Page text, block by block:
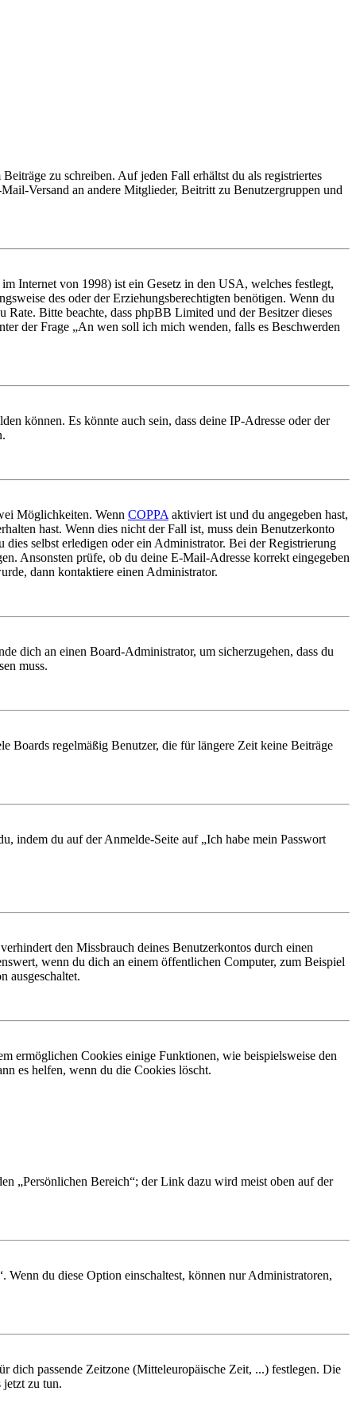
zu schreiben. Auf jeden Fall erhältst du als registriertes
Versand an andere Mitglieder, Beitritt zu Benutzergruppen und
Internet von 1998) ist ein Gesetz in den USA, welches festlegt,
des oder der Erziehungsberechtigten benötigen. Wenn du
Bitte beachte, dass phpBB Limited und der Besitzer dieses
der Frage „An wen soll ich mich wenden, falls es Beschwerden
können. Es könnte auch sein, dass deine IP-Adresse oder der
Möglichkeiten. Wenn COPPA aktiviert ist und du angegeben hast,
hast. Wenn dies nicht der Fall ist, muss dein Benutzerkonto
selbst erledigen oder ein Administrator. Bei der Registrierung
Ansonsten prüfe, ob du deine E-Mail-Adresse korrekt eingegeben
dann kontaktiere einen Administrator.
dich an einen Board-Administrator, um sicherzugehen, dass du
muss.
Boards regelmäßig Benutzer, die für längere Zeit keine Beiträge
indem du auf der Anmelde-Seite auf „Ich habe mein Passwort
den Missbrauch deines Benutzerkontos durch einen
wenn du dich an einem öffentlichen Computer, zum Beispiel
ausgeschaltet.
ermöglichen Cookies einige Funktionen, wie beispielsweise den
es helfen, wenn du die Cookies löscht.
„Persönlichen Bereich“; der Link dazu wird meist oben auf der
du diese Option einschaltest, können nur Administratoren,
dich passende Zeitzone (Mitteleuropäische Zeit, ...) festlegen. Die
jetzt zu tun.